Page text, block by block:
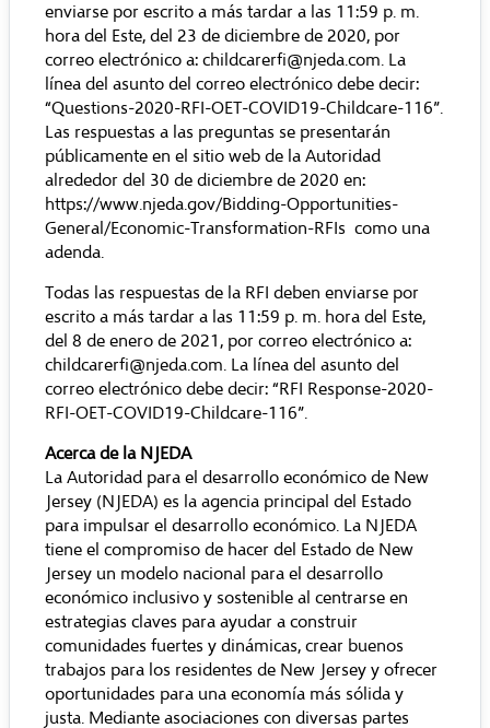
enviarse por escrito a más tardar a las 11:59 p. m.
hora del Este, del 23 de diciembre de 2020, por
correo electrónico a: childcarerfi@njeda.com. La
línea del asunto del correo electrónico debe decir:
“Questions-2020-RFI-OET-COVID19-Childcare-116”.
Las respuestas a las preguntas se presentarán
públicamente en el sitio web de la Autoridad
alrededor del 30 de diciembre de 2020 en:
https://www.njeda.gov/Bidding-Opportunities-
General/Economic-Transformation-RFIs como una
adenda.
Todas las respuestas de la RFI deben enviarse por
escrito a más tardar a las 11:59 p. m. hora del Este,
del 8 de enero de 2021, por correo electrónico a:
childcarerfi@njeda.com. La línea del asunto del
correo electrónico debe decir: “RFI Response-2020-
RFI-OET-COVID19-Childcare-116”.
Acerca de la NJEDA
La Autoridad para el desarrollo económico de New
Jersey (NJEDA) es la agencia principal del Estado
para impulsar el desarrollo económico. La NJEDA
tiene el compromiso de hacer del Estado de New
Jersey un modelo nacional para el desarrollo
económico inclusivo y sostenible al centrarse en
estrategias claves para ayudar a construir
comunidades fuertes y dinámicas, crear buenos
trabajos para los residentes de New Jersey y ofrecer
oportunidades para una economía más sólida y
justa. Mediante asociaciones con diversas partes